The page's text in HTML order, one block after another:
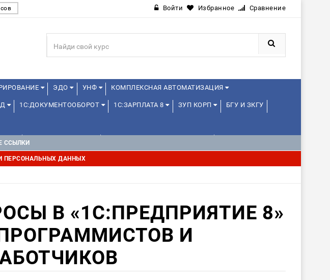
Войти Избранное Сравнение
ЭДО УНФ КОМПЛЕКСНАЯ АВТОМАТИЗАЦИЯ
1С:ДОКУМЕНТООБОРОТ 1С:ЗАРПЛАТА 8 ЗУП КОРП БГУ И ЗКГУ
ДЛЯ ШКОЛЬНИКОВ
ССЫЛКИ
ПЕРСОНАЛЬНЫХ ДАННЫХ
В «1С:ПРЕДПРИЯТИЕ 8»
И